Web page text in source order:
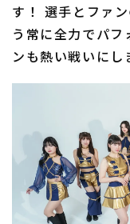
す！ 選手とファ
う常に全力でパ
ンも熱い戦いにし